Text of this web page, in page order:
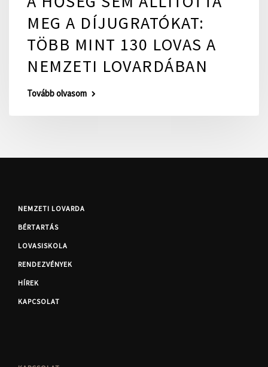
MEG A DÍJUGRATÓKAT:
TÖBB MINT 130 LOVAS A
NEMZETI LOVARDÁBAN
Tovább olvasom
NEMZETI LOVARDA
BÉRTARTÁS
LOVASISKOLA
RENDEZVÉNYEK
HÍREK
KAPCSOLAT